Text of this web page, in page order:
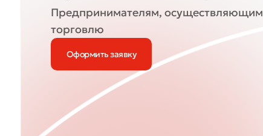
Предпринимателям,
торговлю
Оформить заявку